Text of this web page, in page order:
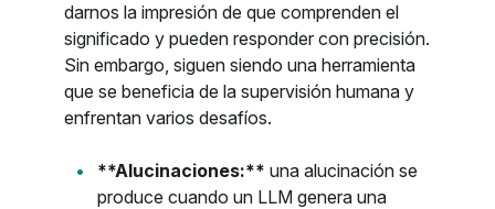
darnos la impresión de que comprenden el
significado y pueden responder con precisión.
Sin embargo, siguen siendo una herramienta
que se beneficia de la supervisión humana y
enfrentan varios desafíos.
**Alucinaciones:** una alucinación se
produce cuando un LLM genera una